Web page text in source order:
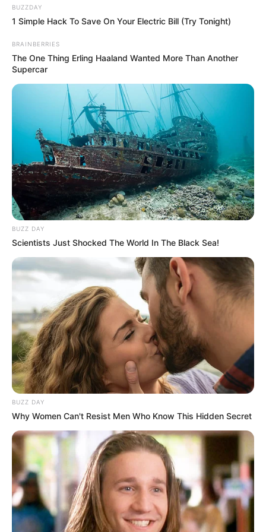
Döntött a kormány: EZ lép életbe napokon belül
Magyarországon! Ez az intézkedés mindenkit érint:
Augusztus 1-jén a kormány megszünteti az
árstopot, ami azt jelenti, hogy a rögzített, hatósági
áras termékek ára várhatóan emelkedni fog.
Raskó György agrárközgazdász szerint az étolaj, a
sertés és a csirkemell ára akár harmadával is
emelkedhet a rögzített árak feloldása után. Ezek az
áremelkedések azért várhatók, mert a beszerzési
árak jóval magasabbak lesznek, mint a már másfél
éve befagyasztott eladási árak a nagy
BUZZDAY
1 Simple Hack To Save On Your Electric Bill (Try Tonight)
BRAINBERRIES
The One Thing Erling Haaland Wanted More Than Another
Supercar
BUZZ DAY
Scientists Just Shocked The World In The Black Sea!
BUZZ DAY
Why Women Can't Resist Men Who Know This Hidden Secret